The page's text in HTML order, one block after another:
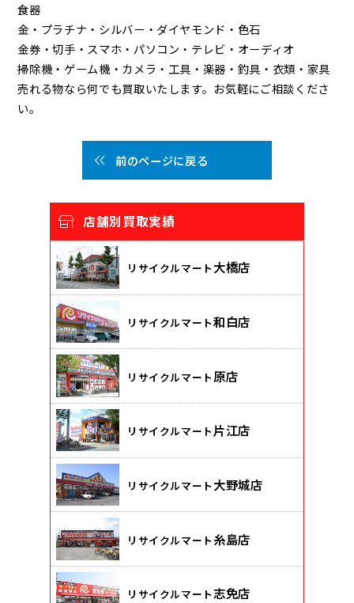
食器
金・プラチナ・シルバー・ダイヤモンド・色石
金券・切手・スマホ・パソコン・テレビ・オーディオ
掃除機・ゲーム機・カメラ・工具・楽器・釣具・衣類・家具
売れる物なら何でも買取いたします。お気軽にご相談くださ
い。
前のページに戻る
店舗別買取実績
リサイクルマート 大橋店
リサイクルマート和白店
リサイクルマート 原店
リサイクルマート片江店
リサイクルマート 大野城店
リサイクルマート 糸島店
リサイクルマート志免店